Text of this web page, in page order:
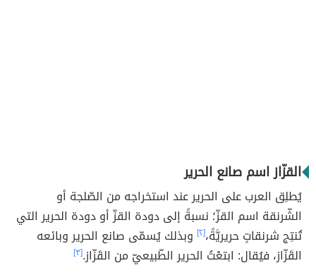
القزّاز اسم صانع الحرير
يُطلِق العرب على الحرير عند استخراجه من الصّلجة أو
الشّرنقة اسم القزّ؛ نسبةً إلى دودة القزّ أو دودة الحرير التي
تُنتِج شرنقاتٍ حريريَّةً،[٢]
وبذلك يُسمّى صانع الحرير وبائعه
القَزّاز، فيُقال: ابتعْتُ الحرير الطّبيعيّ من القَزّاز.[٣]